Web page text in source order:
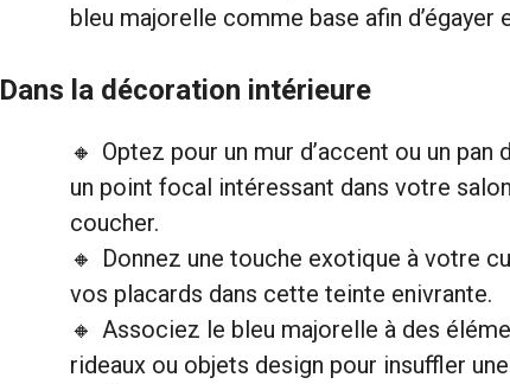
bleu majorelle comme base afin
Dans la décoration intérieure
Optez pour un mur d’accent ou un
un point focal intéressant dans votre
coucher.
Donnez une touche exotique à votre
vos placards dans cette teinte enivrante.
Associez le bleu majorelle à des
rideaux ou objets design pour insuffler